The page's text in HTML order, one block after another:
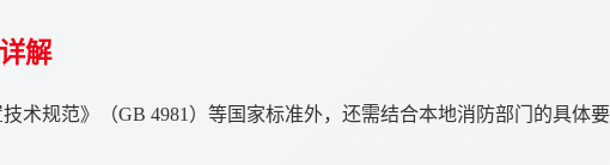
解
术规范》（GB 4981）等国家标准外，还需结合本地消防部门的具体